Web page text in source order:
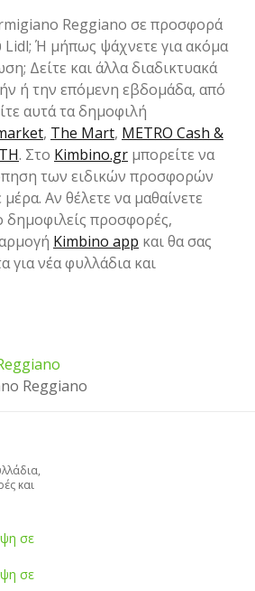
Reggiano σε προσφορά
Ή μήπως ψάχνετε για ακόμα
Δείτε και άλλα διαδικτυακά
ή την επόμενη εβδομάδα, από
αυτά τα δημοφιλή
, The Mart, METRO Cash &
. Στο Kimbino.gr μπορείτε να
των ειδικών προσφορών
Αν θέλετε να μαθαίνετε
δημοφιλείς προσφορές,
Kimbino app και θα σας
για νέα φυλλάδια και
Reggiano
και
σε
σε